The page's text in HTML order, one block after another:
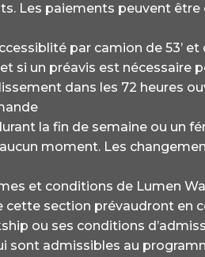
Les paiements peuvent
par camion de 53’
si un préavis est
dans les 72 heures
la fin de semaine ou un
moment. Les
et conditions de Lumen
section prévaudront en
ou ses conditions
sont admissibles au